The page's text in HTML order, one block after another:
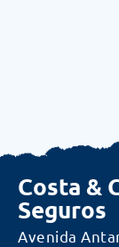
Costa &
Seguros
Avenida